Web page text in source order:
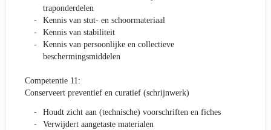
traponderdelen
Kennis van stut- en schoormateriaal
Kennis van stabiliteit
Kennis van persoonlijke en collectieve
beschermingsmiddelen
Competentie 11:
Conserveert preventief en curatief (schrijnwerk)
Houdt zicht aan (technische) voorschriften en fiches
Verwijdert aangetaste materialen